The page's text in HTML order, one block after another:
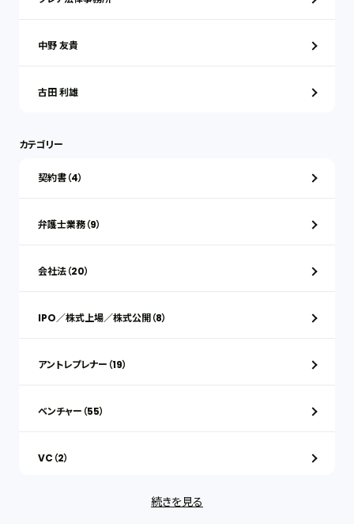
中野 友貴
古田 利雄
カテゴリー
契約書（4）
弁護士業務（9）
会社法（20）
IPO／株式上場／株式公開（8）
アントレプレナー（19）
ベンチャー（55）
VC（2）
続きを見る